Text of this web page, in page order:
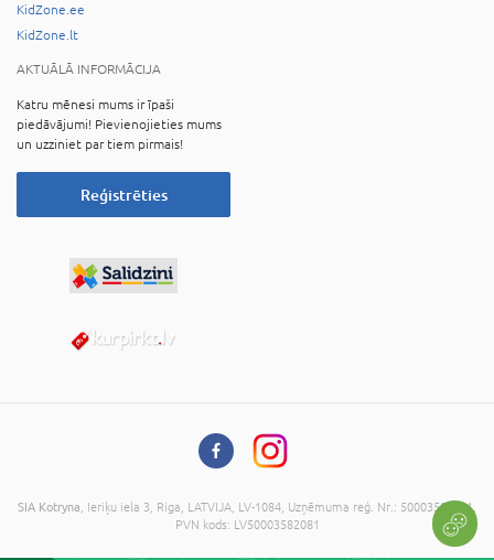
KidZone.ee
KidZone.lt
AKTUĀLĀ INFORMĀCIJA
Katru mēnesi mums ir īpaši
piedāvājumi! Pievienojieties mums
un uzziniet par tiem pirmais!
Reģistrēties
SIA Kotryna , Ieriķu iela 3, Riga, LATVIJA, LV-1084, Uzņēmuma reģ. Nr.: 50003582081,
PVN kods: LV50003582081